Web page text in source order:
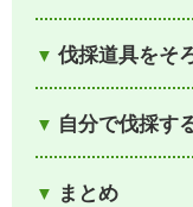
伐採道具をそ
自分で伐採す
まとめ